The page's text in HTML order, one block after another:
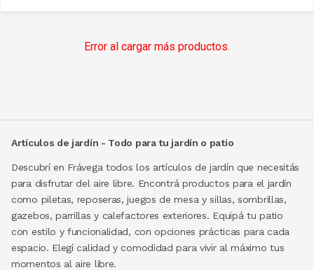
Error al cargar más productos.
Artículos de jardín - Todo para tu jardín o patio
Descubrí en Frávega todos los artículos de jardín que necesitás
para disfrutar del aire libre. Encontrá productos para el jardín
como piletas, reposeras, juegos de mesa y sillas, sombrillas,
gazebos, parrillas y calefactores exteriores. Equipá tu patio
con estilo y funcionalidad, con opciones prácticas para cada
espacio. Elegí calidad y comodidad para vivir al máximo tus
momentos al aire libre.